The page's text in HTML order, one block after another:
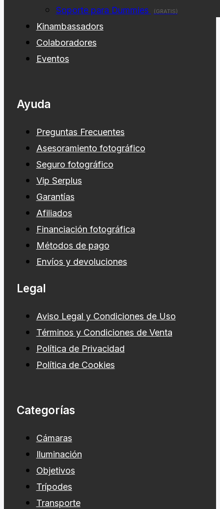
Soporte para Dummies (GRATIS)
Kinambassadors
Colaboradores
Eventos
Ayuda
Preguntas Frecuentes
Asesoramiento fotográfico
Seguro fotográfico
Vip Serplus
Garantías
Afiliados
Financiación fotográfica
Métodos de pago
Envíos y devoluciones
Legal
Aviso Legal y Condiciones de Uso
Términos y Condiciones de Venta
Política de Privacidad
Política de Cookies
Categorías
Cámaras
Iluminación
Objetivos
Trípodes
Transporte